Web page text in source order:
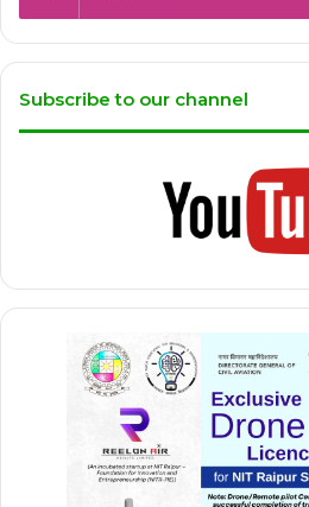
Subscribe to our channel